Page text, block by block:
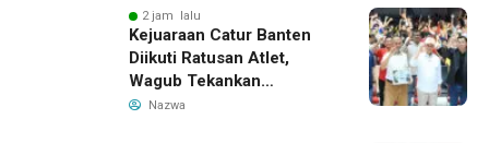
2 jam lalu
Kejuaraan Catur Banten
Diikuti Ratusan Atlet,
Wagub Tekankan
Pembinaan Dini
Nazwa